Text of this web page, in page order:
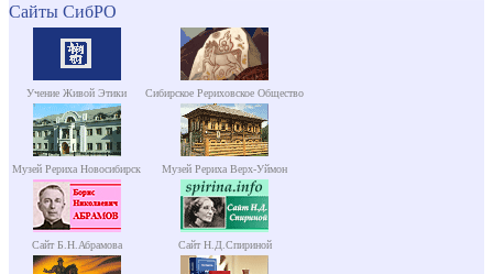
Сайты СибРО
Учение Живой Этики Сибирское Рериховское Общество
Музей Рериха Новосибирск Музей Рериха Верх-Уймон
Сайт Б.Н.Абрамова Сайт Н.Д.Спириной